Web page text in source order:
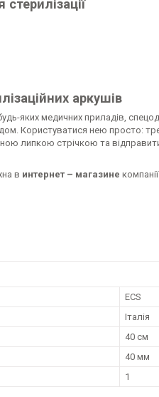
аркушів
яких медичних приладів,
Користуватися нею просто:
липкою стрічкою та
в интернет – магазине компанії
ECS
Італія
40 см
40 мм
1